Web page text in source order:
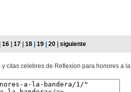
16 17 18 19 20 siguiente
citas celebres de Reflexion para honores a la